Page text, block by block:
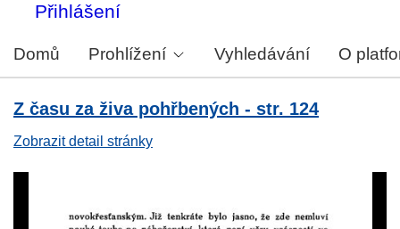
Přihlášení
Domů Prohlížení Vyhledávání O
Z času za živa pohřbených - str. 124
Zobrazit detail stránky